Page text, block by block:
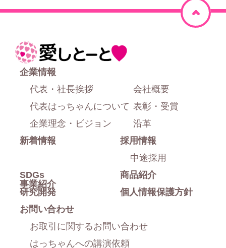
ペ
ー
ホ
ー
企業情報
代表・社長挨拶
代表はっちゃんについて
企業理念・ビジョン
会社概要
表彰・受賞
沿革
採用情報
中途採用
事業紹介
商品紹介
研究開発
新着情報
個人情報保護方針
SDGs
お問い合わせ
お取引に関するお問い合わせ
はっちゃんへの講演依頼